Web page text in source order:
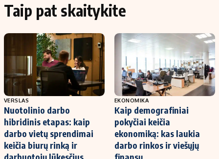
Taip pat skaitykite
VERSLAS
Nuotolinio darbo
hibridinis etapas: kaip
darbo vietų sprendimai
keičia biurų rinką ir
darbuotojų lūkesčius
EKONOMIKA
Kaip demografiniai
pokyčiai keičia
ekonomiką: kas laukia
darbo rinkos ir viešųjų
finansų